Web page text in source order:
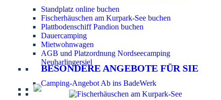
Standplatz online buchen
Fischerhäuschen am Kurpark-See buchen
Plattbodenschiff Pandion buchen
Dauercamping
Mietwohnwagen
AGB und Platzordnung Nordseecamping
Neuharlingersiel
BESONDERE ANGEBOTE FÜR SIE
Camping-Angebot Ab ins BadeWerk